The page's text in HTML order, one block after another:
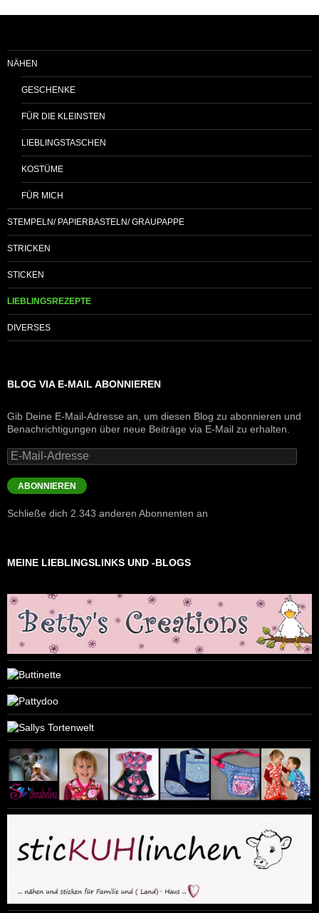
NÄHEN
GESCHENKE
FÜR DIE KLEINSTEN
LIEBLINGSTASCHEN
KOSTÜME
FÜR MICH
STEMPELN/ PAPIERBASTELN/ GRAUPAPPE
STRICKEN
STICKEN
LIEBLINGSREZEPTE
DIVERSES
BLOG VIA E-MAIL ABONNIEREN
Gib Deine E-Mail-Adresse an, um diesen Blog zu abonnieren und
Benachrichtigungen über neue Beiträge via E-Mail zu erhalten.
E-
Mail-
Adresse
ABONNIEREN
Schließe dich 2.343 anderen Abonnenten an
MEINE LIEBLINGSLINKS UND -BLOGS